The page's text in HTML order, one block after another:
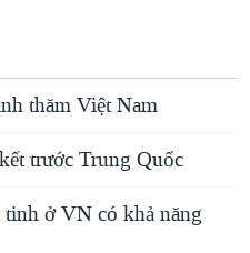
thăm Việt Nam
trước Trung Quốc
ở VN có khả năng